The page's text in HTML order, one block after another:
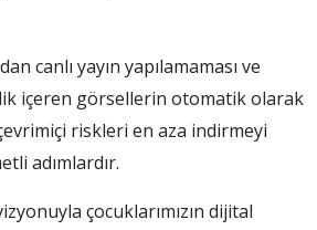
canlı yayın yapılamaması ve
içeren görsellerin otomatik olarak
çevrimiçi riskleri en aza indirmeyi
adımlardır.
çocuklarımızın dijital